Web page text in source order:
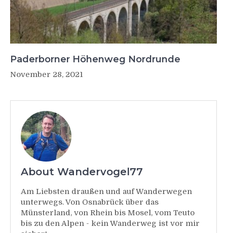
Paderborner Höhenweg Nordrunde
November 28, 2021
About Wandervogel77
Am Liebsten draußen und auf Wanderwegen
unterwegs. Von Osnabrück über das
Münsterland, von Rhein bis Mosel, vom Teuto
bis zu den Alpen - kein Wanderweg ist vor mir